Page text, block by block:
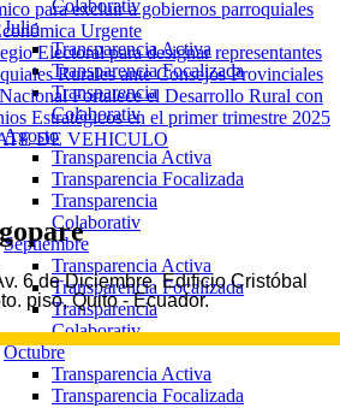
Colaborativ
Julio
Transparencia Activa
Transparencia Focalizada
Transparencia
Colaborativ
Agosto
Transparencia Activa
Transparencia Focalizada
Transparencia
Colaborativ
Septiembre
Transparencia Activa
Transparencia Focalizada
Transparencia
Colaborativ
Octubre
Transparencia Activa
Transparencia Focalizada
para excluir a gobiernos parroquiales
Urgente
Electoral para designar representantes
Rurales ante Consejos Provinciales
Fortalece el Desarrollo Rural con
Estratégicos en el primer trimestre 2025
DE VEHICULO
6 de Diciembre, Edificio Cristóbal
piso, Quito - Ecuador.